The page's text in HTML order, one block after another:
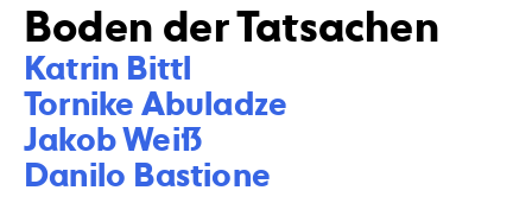
Boden der Tatsachen
Katrin Bittl
Tornike Abuladze
Jakob Weiß
Danilo Bastione